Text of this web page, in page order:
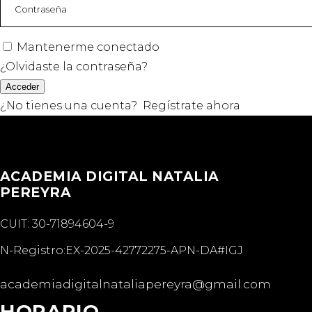
Mantenerme conectado
¿Olvidaste la contraseña?
Acceder
¿No tienes una cuenta? Regístrate ahora
ACADEMIA DIGITAL NATALIA
PEREYRA
CUIT: 30-71894604-9
N-Registro:EX-2025-42772275-APN-DA#IGJ
academiadigitalnataliapereyra@gmail.com